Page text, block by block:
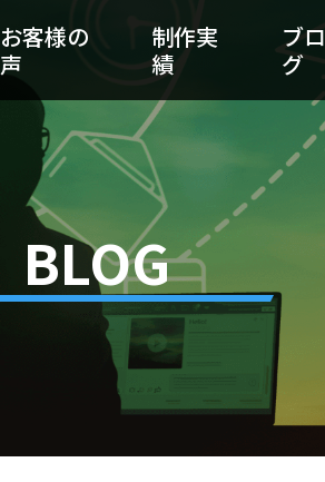
お客様の
声
制作実
績
ブロ
グ
BLOG